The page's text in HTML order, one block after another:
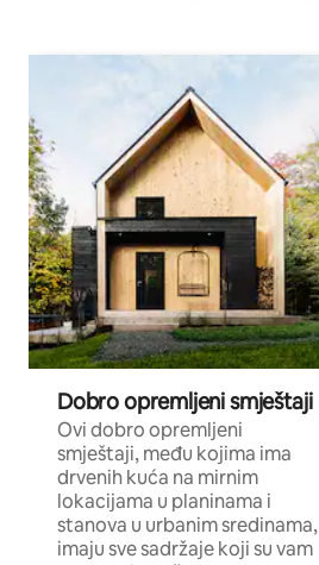
Dobro opremljeni smještaji
Ovi dobro opremljeni
smještaji, među kojima ima
drvenih kuća na mirnim
lokacijama u planinama i
stanova u urbanim sredinama,
imaju sve sadržaje koji su vam